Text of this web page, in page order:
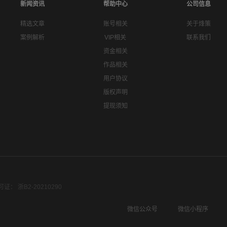
新闻资讯
精选文章
案例解析
帮助中心
账号相关
VIP相关
资金相关
作品相关
用户协议
版权声明
提现须知
公司信息
关于烽策
联系我们
证： 浙B2-20210290
微信公众号
微信小程序